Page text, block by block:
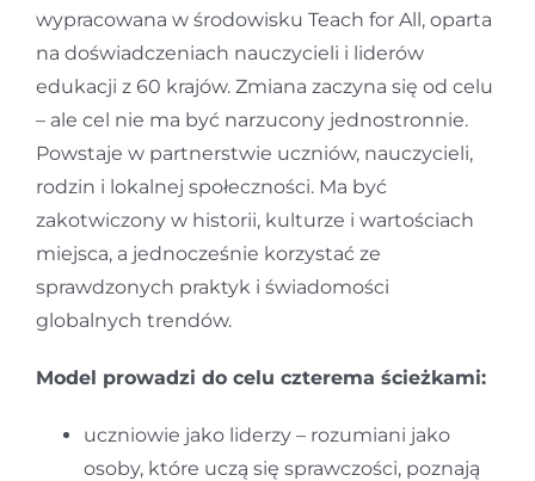
wypracowana w środowisku Teach for All, oparta
na doświadczeniach nauczycieli i liderów
edukacji z 60 krajów. Zmiana zaczyna się od celu
– ale cel nie ma być narzucony jednostronnie.
Powstaje w partnerstwie uczniów, nauczycieli,
rodzin i lokalnej społeczności. Ma być
zakotwiczony w historii, kulturze i wartościach
miejsca, a jednocześnie korzystać ze
sprawdzonych praktyk i świadomości
globalnych trendów.
Model prowadzi do celu czterema ścieżkami:
uczniowie jako liderzy – rozumiani jako
osoby, które uczą się sprawczości, poznają